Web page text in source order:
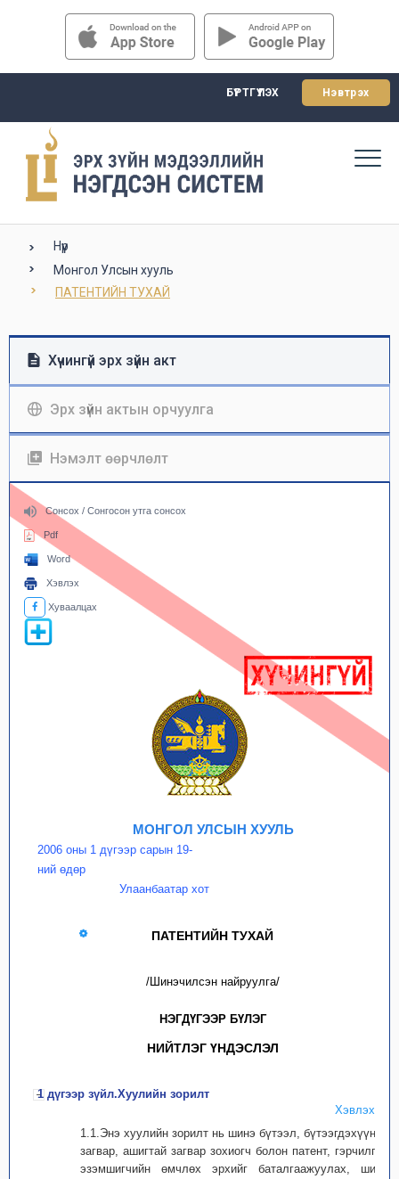
БҮРТГҮҮЛЭХ Нэвтрэх
Нүүр
Монгол Улсын хууль
ПАТЕНТИЙН ТУХАЙ
Хүчингүй эрх зүйн акт
Эрх зүйн актын орчуулга
Нэмэлт өөрчлөлт
Сонсох / Сонгосон утга сонсох
Pdf
Word
Хэвлэх
Хуваалцах
МОНГОЛ УЛСЫН ХУУЛЬ
2006 оны 1 дүгээр сарын 19-
ний өдөр
Улаанбаатар хот
ПАТЕНТИЙН ТУХАЙ
/Шинэчилсэн найруулга/
НЭГДҮГЭЭР БҮЛЭГ
НИЙТЛЭГ ҮНДЭСЛЭЛ
1 дүгээр зүйл.Хуулийн зорилт
Хэвлэх
1.1.Энэ хуулийн зорилт нь шинэ бүтээл, бүтээгдэхүүний
загвар, ашигтай загвар зохиогч болон патент, гэрчилгээ
эзэмшигчийн өмчлөх эрхийг баталгаажуулах, шинэ